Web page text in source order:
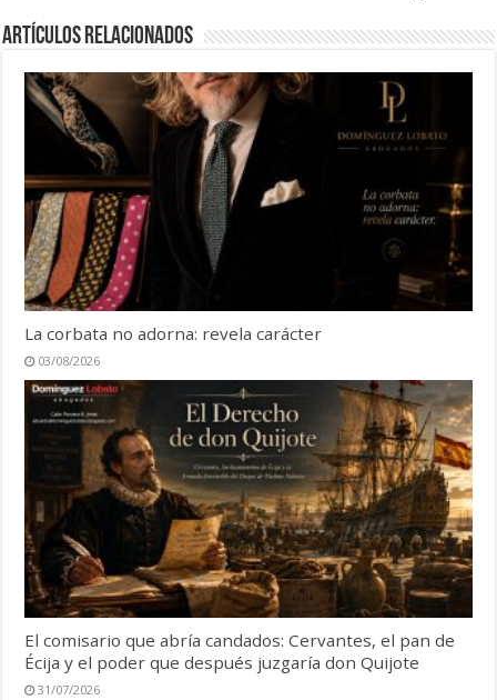
Artículos Relacionados
La corbata no adorna: revela carácter
03/08/2026
El comisario que abría candados: Cervantes, el pan de
Écija y el poder que después juzgaría don Quijote
31/07/2026